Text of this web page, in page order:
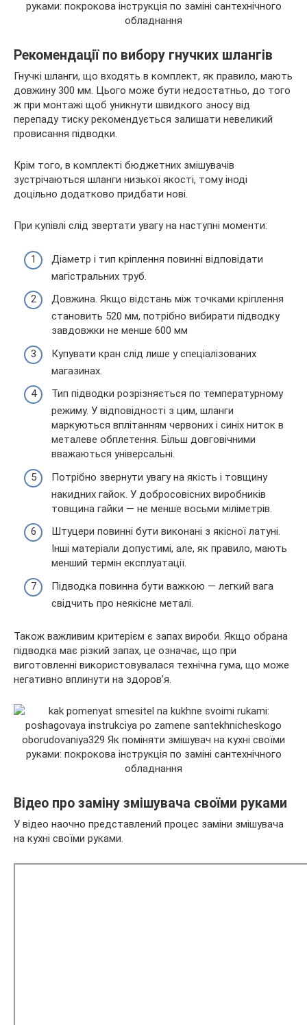
Рекомендації по вибору гнучких шлангів
Гнучкі шланги, що входять в комплект, як правило, мають
довжину 300 мм. Цього може бути недостатньо, до того
ж при монтажі щоб уникнути швидкого зносу від
перепаду тиску рекомендується залишати невеликий
провисання підводки.
Крім того, в комплекті бюджетних змішувачів
зустрічаються шланги низької якості, тому іноді
доцільно додатково придбати нові.
При купівлі слід звертати увагу на наступні моменти:
Діаметр і тип кріплення повинні відповідати
магістральних труб.
Довжина. Якщо відстань між точками кріплення
становить 520 мм, потрібно вибирати підводку
завдовжки не менше 600 мм
Купувати кран слід лише у спеціалізованих
магазинах.
Тип підводки розрізняється по температурному
режиму. У відповідності з цим, шланги
маркуються вплітанням червоних і синіх ниток в
металеве обплетення. Більш довговічними
вважаються універсальні.
Потрібно звернути увагу на якість і товщину
накидних гайок. У добросовісних виробників
товщина гайки — не менше восьми міліметрів.
Штуцери повинні бути виконані з якісної латуні.
Інші матеріали допустимі, але, як правило, мають
менший термін експлуатації.
Підводка повинна бути важкою — легкий вага
свідчить про неякісне металі.
Також важливим критерієм є запах вироби. Якщо обрана
підводка має різкий запах, це означає, що при
виготовленні використовувалася технічна гума, що може
негативно вплинути на здоров’я.
Відео про заміну змішувача своїми руками
У відео наочно представлений процес заміни змішувача
на кухні своїми руками.